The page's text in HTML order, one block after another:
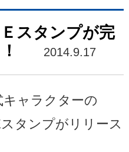
スタンプが完
2014.9.17
ャラクターの
タンプがリリース